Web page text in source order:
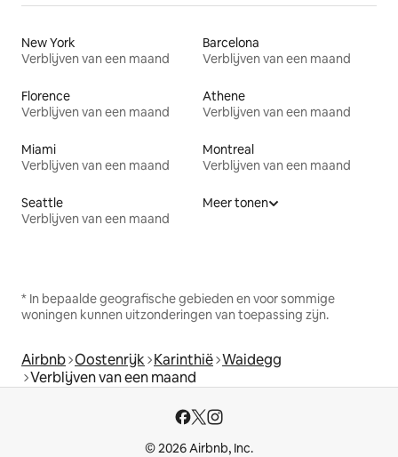
New York
Verblijven van een maand
Barcelona
Verblijven van een maand
Florence
Verblijven van een maand
Athene
Verblijven van een maand
Miami
Verblijven van een maand
Montreal
Verblijven van een maand
Seattle
Verblijven van een maand
Meer tonen
* In bepaalde geografische gebieden en voor sommige
woningen kunnen uitzonderingen van toepassing zijn.
Airbnb Oostenrijk Karinthië Waidegg
Verblijven van een maand
© 2026 Airbnb, Inc.